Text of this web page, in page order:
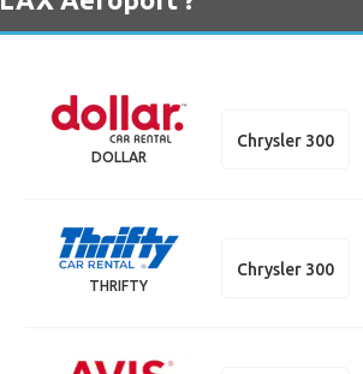
DOLLAR
Chrysler 300
THRIFTY
Chrysler 300